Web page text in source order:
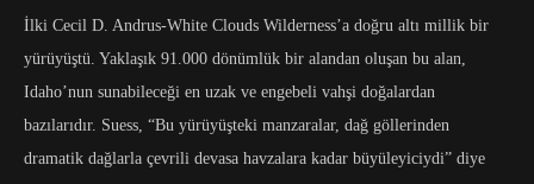
İlki Cecil D. Andrus-White Clouds Wilderness’a doğru altı millik bir
yürüyüştü. Yaklaşık 91.000 dönümlük bir alandan oluşan bu alan,
Idaho’nun sunabileceği en uzak ve engebeli vahşi doğalardan
bazılarıdır. Suess, “Bu yürüyüşteki manzaralar, dağ göllerinden
dramatik dağlarla çevrili devasa havzalara kadar büyüleyiciydi” diye